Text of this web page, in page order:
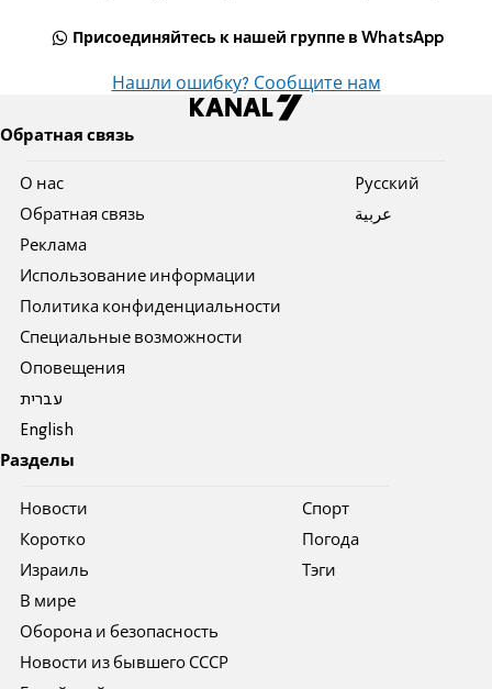
Присоединяйтесь к нашей группе в WhatsApp
Нашли ошибку? Сообщите нам
Обратная связь
О нас
Обратная связь
Реклама
Использование информации
Политика конфиденциальности
Специальные возможности
Оповещения
עברית
English
Pусский
عربية
Разделы
Новости
Коротко
Израиль
В мире
Оборона и безопасность
Новости из бывшего СССР
Спорт
Погода
Тэги